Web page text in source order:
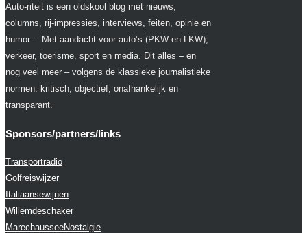
Auto-riteit is een oldskool blog met nieuws,
columns, rij-impressies, interviews, feiten, opinie en
humor… Met aandacht voor auto’s (PKW en LKW),
verkeer, toerisme, sport en media. Dit alles – en
nog veel meer – volgens de klassieke journalistieke
normen: kritisch, objectief, onafhankelijk en
transparant.
Sponsors/partners/links
Transportradio
Golfreiswijzer
Italiaansewijnen
Willemdeschaker
MarechausseeNostalgie